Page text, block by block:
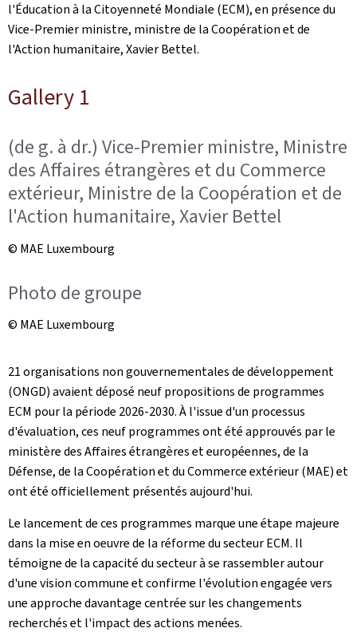
l'Éducation à la Citoyenneté Mondiale (ECM), en présence du
Vice-Premier ministre, ministre de la Coopération et de
l'Action humanitaire, Xavier Bettel.
Gallery 1
(de g. à dr.) Vice-Premier ministre, Ministre
des Affaires étrangères et du Commerce
extérieur, Ministre de la Coopération et de
l'Action humanitaire, Xavier Bettel
© MAE Luxembourg
Photo de groupe
© MAE Luxembourg
21 organisations non gouvernementales de développement
(ONGD) avaient déposé neuf propositions de programmes
ECM pour la période 2026-2030. À l'issue d'un processus
d'évaluation, ces neuf programmes ont été approuvés par le
ministère des Affaires étrangères et européennes, de la
Défense, de la Coopération et du Commerce extérieur (MAE) et
ont été officiellement présentés aujourd'hui.
Le lancement de ces programmes marque une étape majeure
dans la mise en oeuvre de la réforme du secteur ECM. Il
témoigne de la capacité du secteur à se rassembler autour
d'une vision commune et confirme l'évolution engagée vers
une approche davantage centrée sur les changements
recherchés et l'impact des actions menées.